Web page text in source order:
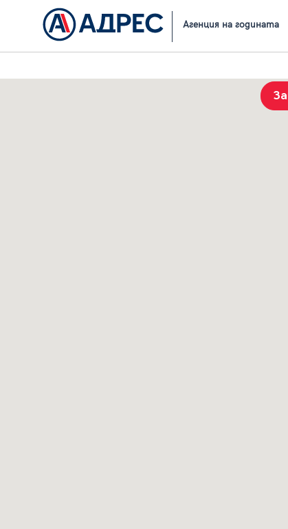
Агенция на годината
Начало Резултати от търсене